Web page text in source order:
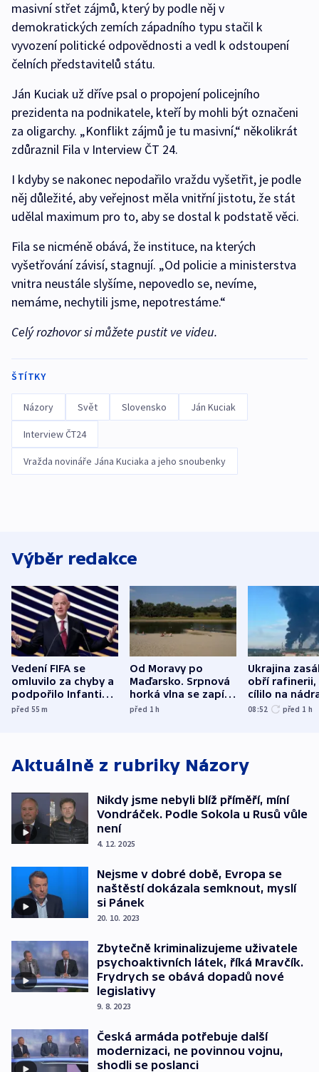
masivní střet zájmů, který by podle něj v
demokratických zemích západního typu stačil k
vyvození politické odpovědnosti a vedl k odstoupení
čelních představitelů státu.
Ján Kuciak už dříve psal o propojení policejního
prezidenta na podnikatele, kteří by mohli být označeni
za oligarchy. „Konflikt zájmů je tu masivní,“ několikrát
zdůraznil Fila v Interview ČT 24.
I kdyby se nakonec nepodařilo vraždu vyšetřit, je podle
něj důležité, aby veřejnost měla vnitřní jistotu, že stát
udělal maximum pro to, aby se dostal k podstatě věci.
Fila se nicméně obává, že instituce, na kterých
vyšetřování závisí, stagnují. „Od policie a ministerstva
vnitra neustále slyšíme, nepovedlo se, nevíme,
nemáme, nechytili jsme, nepotrestáme.“
Celý rozhovor si můžete pustit ve videu.
ŠTÍTKY
Názory Svět Slovensko Ján Kuciak
Interview ČT24
Vražda novináře Jána Kuciaka a jeho snoubenky
Výběr redakce
Vedení FIFA se
omluvilo za chyby a
podpořilo Infantina.
UEFA trvá na
před 55m
Od Moravy po
Maďarsko. Srpnová
horká vlna se zapíše
do dějin
před 1h
Ukrajina
obří rafinerii,
cílilo na
autobus
08:52 před 1 h
Aktuálně z rubriky Názory
Nikdy jsme nebyli blíž příměří, míní
Vondráček. Podle Sokola u Rusů vůle
není
4. 12. 2025
Nejsme v dobré době, Evropa se
naštěstí dokázala semknout, myslí
si Pánek
20. 10. 2023
Zbytečně kriminalizujeme uživatele
psychoaktivních látek, říká Mravčík.
Frydrych se obává dopadů nové
legislativy
9. 8. 2023
Česká armáda potřebuje další
modernizaci, ne povinnou vojnu,
shodli se poslanci